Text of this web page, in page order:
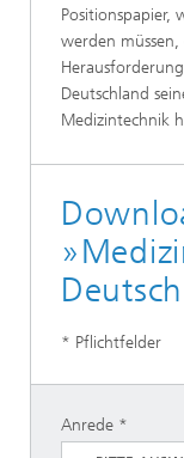
Positionspapier,
werden
Deutschland
Medizintechnik
* Pflichtfelder
Anrede